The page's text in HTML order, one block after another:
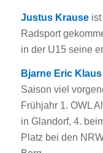
Justus Krause
Radsport
in der U15 seine
Bjarne Eric Klaus
Saison viel
Frühjahr 1. OWL
in Glandorf, 4.
Platz bei den